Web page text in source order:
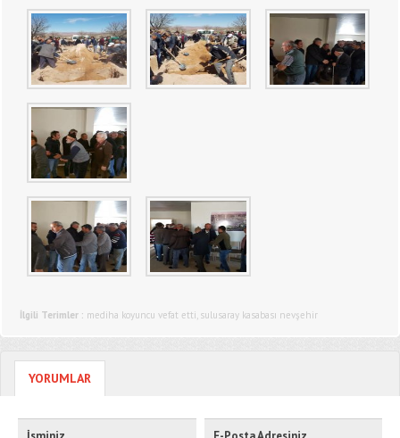
İlgili Terimler : mediha koyuncu vefat etti, sulusaray kasabası nevşehir
YORUMLAR